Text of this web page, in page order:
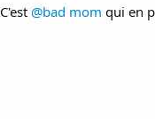
C'est @bad mom qui en